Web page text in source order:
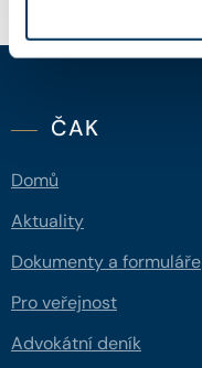
ČAK
Domů
Aktuality
Dokumenty a formuláře
Pro veřejnost
Advokátní deník